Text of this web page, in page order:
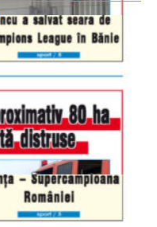
9.00 - 17.00
9.00 - 12.00